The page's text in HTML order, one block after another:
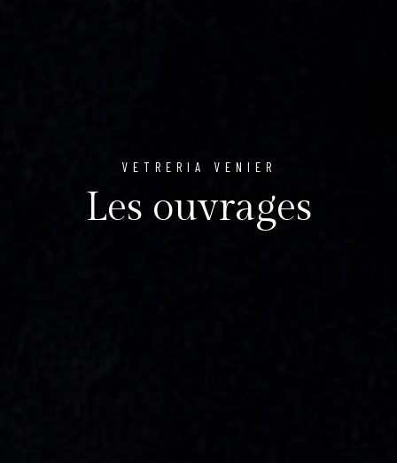
VETRERIA VENIER
Les ouvrages